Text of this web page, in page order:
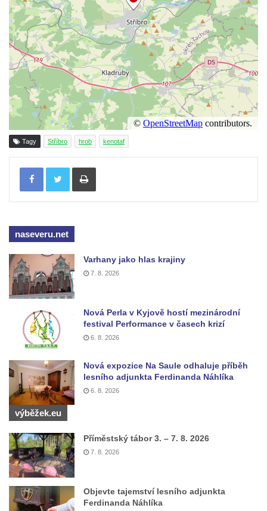
Kenotaf Josefa Stolle na hřbitově v Dolním
Podluží
Pomník obětem 1. světové války na
židovském hřbitově v Mostě
Hrob Aloise Podrábského na hřbitově v
Račicích
Pamětní deska Miroslava Švice na domě
čp. 43 v Lužci nad Vltavou
Pomník obětem 2. světové války v ulici 1.
Pomník obětem válek v ulici 1. máje v Lužci
Vojkovic
Hostíně u Vojkovic
Kenotaf Václava Floriána na hřbitově v
Lužci nad Vltavou
Kenotaf Miloslava Švice na hřbitově v Lužci
nad Vltavou
nad Vltavou
Pomník vojákům Rudé armády na hřbitově
v Lužci nad Vltavou
Pomník Ladislava Sedláčka a Karla Pelce u
silnice severně od Lužce nad Vltavou
Kenotaf Alfeda Harnische na hřbitově v
Hrobčicích
Pomník obětem válek v Hrobčicích
Pomník obětem válek v Mirošovicích
Tagy Stříbro hrob kenotaf
Tisknout
naseveru.net
Varhany jako hlas krajiny
7. 8. 2026
Nová Perla v Kyjově hostí mezinárodní
festival Performance v časech krizí
6. 8. 2026
Nová expozice Na Saule odhaluje příběh
lesního adjunkta Ferdinanda Náhlíka
6. 8. 2026
výběžek.eu
Příměstský tábor 3. – 7. 8. 2026
7. 8. 2026
Objevte tajemství lesního adjunkta
Ferdinanda Náhlíka